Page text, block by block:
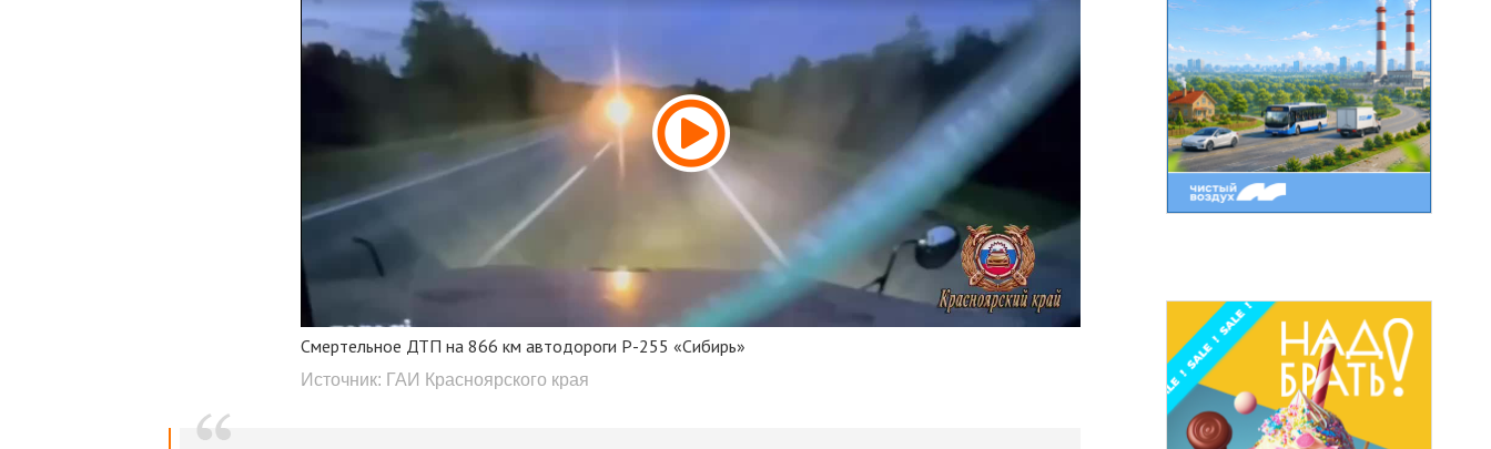
Смертельное ДТП на 866 км автодороги Р-255 «Сибирь»
Источник: ГАИ Красноярского края